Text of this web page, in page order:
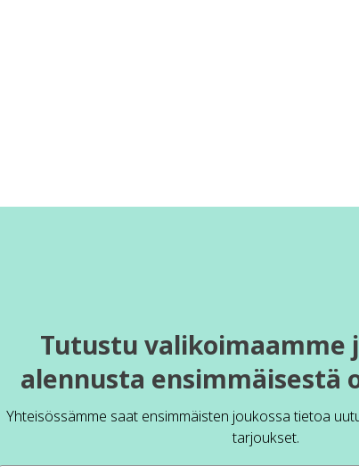
Tutustu valikoimaamme
alennusta ensimmäisestä
Yhteisössämme saat ensimmäisten joukossa tietoa
tarjoukset.